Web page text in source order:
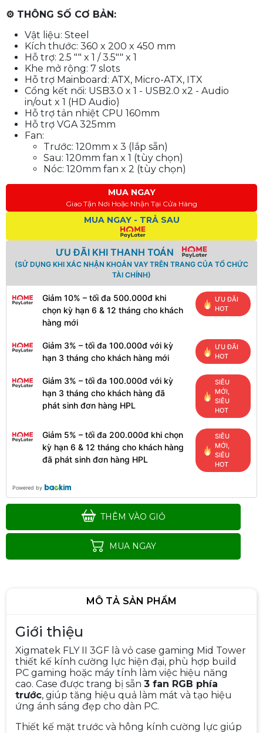
⚙ THÔNG SỐ CƠ BẢN:
Vật liệu: Steel
Kích thước: 360 x 200 x 450 mm
Hỗ trợ: 2.5 "" x 1 / 3.5"" x 1
Khe mở rộng: 7 slots
Hỗ trợ Mainboard: ATX, Micro-ATX, ITX
Cổng kết nối: USB3.0 x 1 - USB2.0 x2 - Audio
in/out x 1 (HD Audio)
Hỗ trợ tản nhiệt CPU 160mm
Hỗ trợ VGA 325mm
Fan:
Trước: 120mm x 3 (lắp sẵn)
Sau: 120mm fan x 1 (tùy chọn)
Nóc: 120mm fan x 2 (tùy chọn)
MUA NGAY
Giao Tận Nơi Hoặc Nhận Tại Cửa Hàng
MUA NGAY - TRẢ SAU
ƯU ĐÃI KHI THANH TOÁN
(SỬ DỤNG KHI XÁC NHẬN KHOẢN VAY TRÊN TRANG CỦA TỔ CHỨC
TÀI CHÍNH)
Giảm 10% – tối đa 500.000đ khi
chọn kỳ hạn 6 & 12 tháng cho khách
hàng mới
ƯU ĐÃI
HOT
Giảm 3% – tối đa 100.000đ với kỳ
hạn 3 tháng cho khách hàng mới
ƯU ĐÃI
HOT
Giảm 3% – tối đa 100.000đ với kỳ
hạn 3 tháng cho khách hàng đã
phát sinh đơn hàng HPL
SIÊU
MỚI,
SIÊU
HOT
Giảm 5% – tối đa 200.000đ khi chọn
kỳ hạn 6 & 12 tháng cho khách hàng
đã phát sinh đơn hàng HPL
SIÊU
MỚI,
SIÊU
HOT
Powered by
THÊM VÀO GIỎ
MUA NGAY
MÔ TẢ SẢN PHẨM
Giới thiệu
Xigmatek FLY II 3GF là vỏ case gaming Mid Tower
thiết kế kính cường lực hiện đại, phù hợp build
PC gaming hoặc máy tính làm việc hiệu năng
cao. Case được trang bị sẵn 3 fan RGB phía
trước, giúp tăng hiệu quả làm mát và tạo hiệu
ứng ánh sáng đẹp cho dàn PC.
Thiết kế mặt trước và hông kính cường lực giúp
Vỏ Case Xigmatek Cubi M NANO
Black EN44953 (MATX, Trắng/
Đen) Case Bể Cá
690.000đ 890.000đ
-22%